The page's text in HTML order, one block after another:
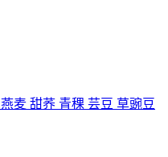
燕麦 甜荞 青稞 芸豆 草豌豆